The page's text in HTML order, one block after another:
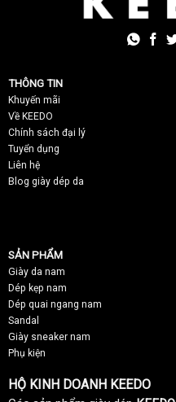
THÔNG TIN
Khuyến mãi
Về KEEDO
Chính sách đại lý
Tuyển dụng
Liên hệ
Blog giày dép da
SẢN PHẨM
Giày da nam
Dép kẹp nam
Dép quai ngang nam
Sandal
Giày sneaker nam
Phụ kiện
HỘ KINH DOANH KEEDO